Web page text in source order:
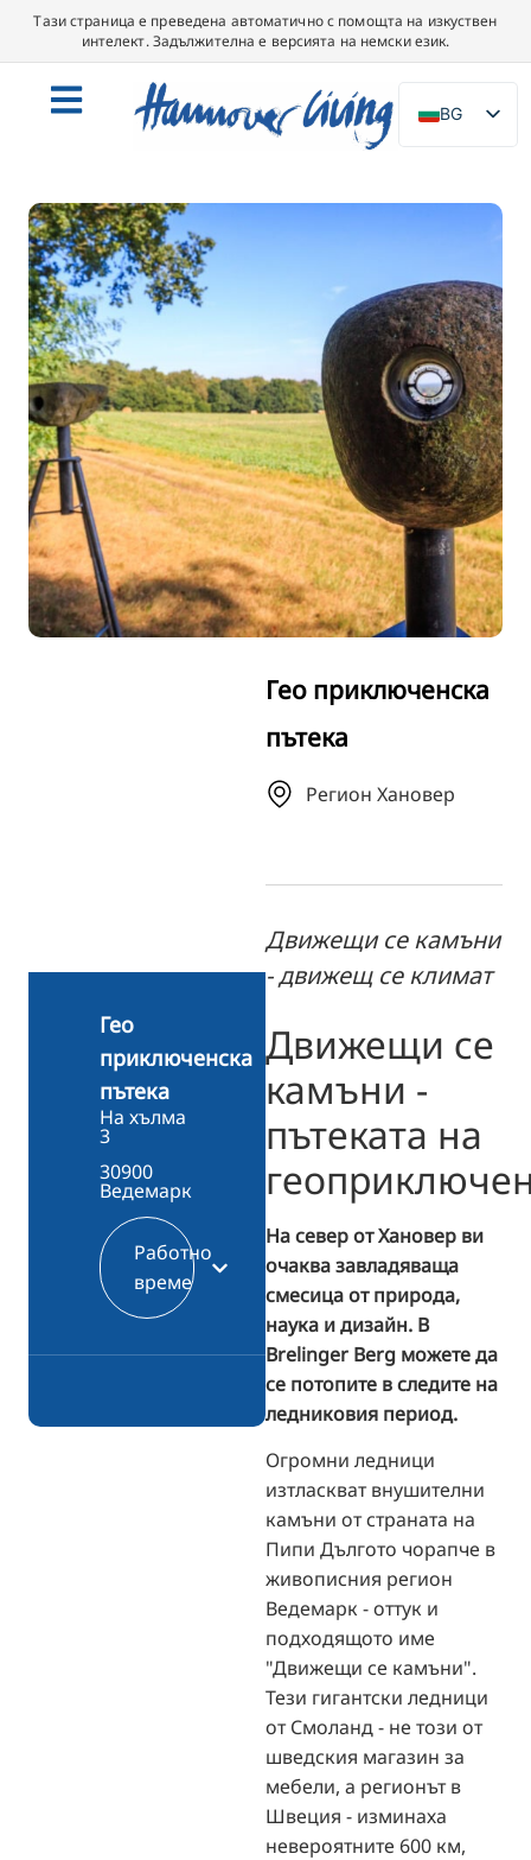
Тази страница е преведена автоматично с помощта на изкуствен
интелект. Задължителна е версията на немски език.
BG
DE
ES
IT
DA
SV
FR
PT
TR
RU
KO
Гео приключенска
пътека
Регион Хановер
Движещи се камъни
- движещ се климат
Движещи се
камъни -
пътеката на
На север от Хановер ви
очаква завладяваща
смесица от природа,
наука и дизайн. В
Brelinger Berg можете да
се потопите в следите на
ледниковия период.
Огромни ледници
изтласкват внушителни
камъни от страната на
Пипи Дългото чорапче в
живописния регион
Ведемарк - оттук и
подходящото име
"Движещи се камъни".
Тези гигантски ледници
от Смоланд - не този от
шведския магазин за
мебели, а регионът в
Швеция - изминаха
невероятните 600 км,
Гео
приключенска
пътека
На хълма
3
30900
Ведемарк
Работно
време